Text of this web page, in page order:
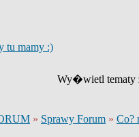
tu mamy :)
Wy�wietl tematy
» Sprawy Forum » Co?